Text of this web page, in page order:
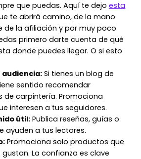
que puedas. Aquí te dejoesta
te abrirá camino, de la mano
de la afiliación y por muy poco
primero darte cuenta de qué
donde puedes llegar. O si esto
audiencia: Si tienes un blog de
sentido recomendar
de carpintería. Promociona
interesen a tus seguidores.
útil: Publica reseñas, guías o
ayuden a tus lectores.
Promociona solo productos que
La confianza es clave